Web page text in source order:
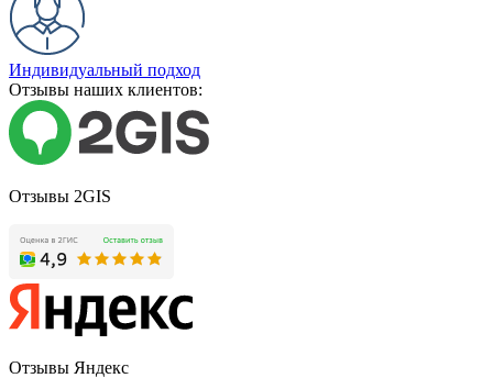
Индивидуальный подход
Отзывы наших клиентов:
Отзывы 2GIS
Отзывы Яндекс